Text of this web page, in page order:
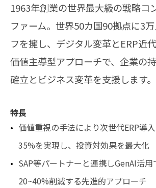
1963年創業の世界最大級の戦略コ
ファーム。世界50カ国90拠点に3
フを擁し、デジタル変革とERP近
価値主導型アプローチで、企業の
確立とビジネス変革を支援します。
特長
価値重視の手法により次世代ERP導
35%を実現し、投資対効果を最大化
SAP等パートナーと連携しGenAI活用
20~40%削減する先進的アプローチ